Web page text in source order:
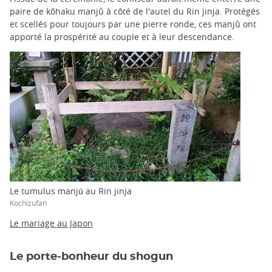
paire de kôhaku manjû à côté de l'autel du Rin jinja. Protégés
et scellés pour toujours par une pierre ronde, ces manjû ont
apporté la prospérité au couple et à leur descendance.
Le tumulus manjū au Rin jinja
Kochizufan
Le mariage au Japon
Le porte-bonheur du shogun